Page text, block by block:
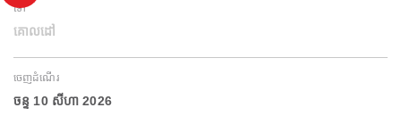
ទៅ
គោលដៅ
ចេញដំណើរ
ចន្ទ 10 សីហា 2026